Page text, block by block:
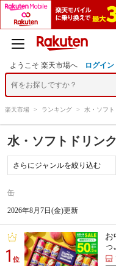
ようこそ 楽天市場へ ログイン
楽天市場 > ランキング > 水・ソフト
水・ソフトドリン
缶
2026年8月7日(金)更新
1位
お
っ